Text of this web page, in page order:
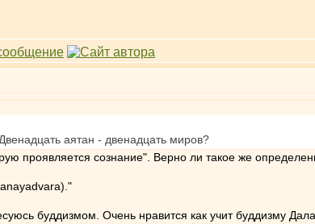
аятан - двенадцать миров?
проявляется сознание". Верно ли такое же
буддизмом. Очень нравится как учит буддизму